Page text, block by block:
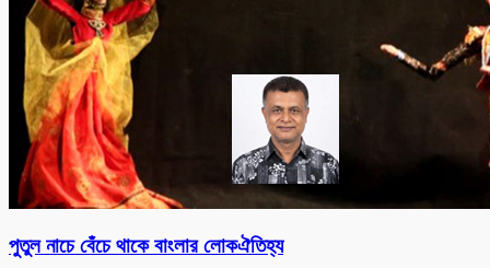
পুতুল নাচে বেঁচে থাকে বাংলার লোকঐতিহ্য